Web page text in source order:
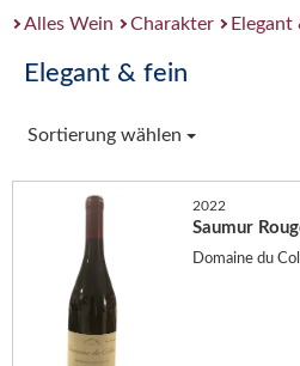
Alles Wein Charakter Elegant
Elegant & fein
Sortierung wählen
2022
Saumur
Domaine du